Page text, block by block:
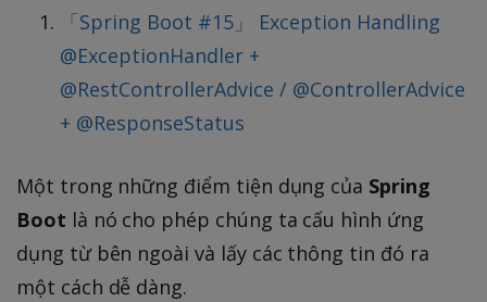
「Spring Boot #15」 Exception Handling
@ExceptionHandler +
@RestControllerAdvice / @ControllerAdvice
+ @ResponseStatus
Một trong những điểm tiện dụng của Spring
Boot là nó cho phép chúng ta cấu hình ứng
dụng từ bên ngoài và lấy các thông tin đó ra
một cách dễ dàng.